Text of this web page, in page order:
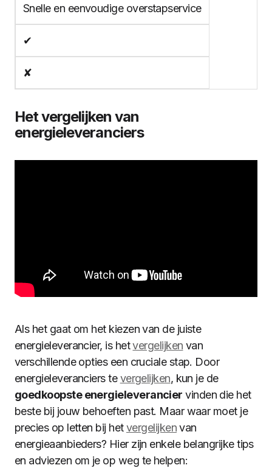
Snelle en eenvoudige overstapservice
✔
✘
Het vergelijken van
energieleveranciers
Als het gaat om het kiezen van de juiste
energieleverancier, is hetvergelijken van
verschillende opties een cruciale stap. Door
energieleveranciers tevergelijken, kun je de
goedkoopste energieleverancier vinden die het
beste bij jouw behoeften past. Maar waar moet je
precies op letten bij hetvergelijkenvan
energieaanbieders? Hier zijn enkele belangrijke tips
en adviezen om je op weg te helpen: